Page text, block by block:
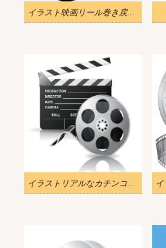
イラスト映画リール巻き戻しpng透明
イラストリアルなカチンコと映画リールpng